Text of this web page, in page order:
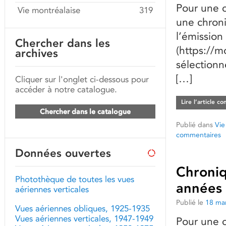
Pour une
une
(https://
[…]
Lire l’article
Publié dans
commentaires
Publié le 18
Pour une
Vie montréalaise
319
Chercher dans les
archives
Cliquer sur l'onglet ci-dessous pour
accéder à notre catalogue.
Chercher dans le catalogue
Données ouvertes
Photothèque de toutes les vues
aériennes verticales
Vues aériennes obliques, 1925-1935
Vues aériennes verticales, 1947-1949